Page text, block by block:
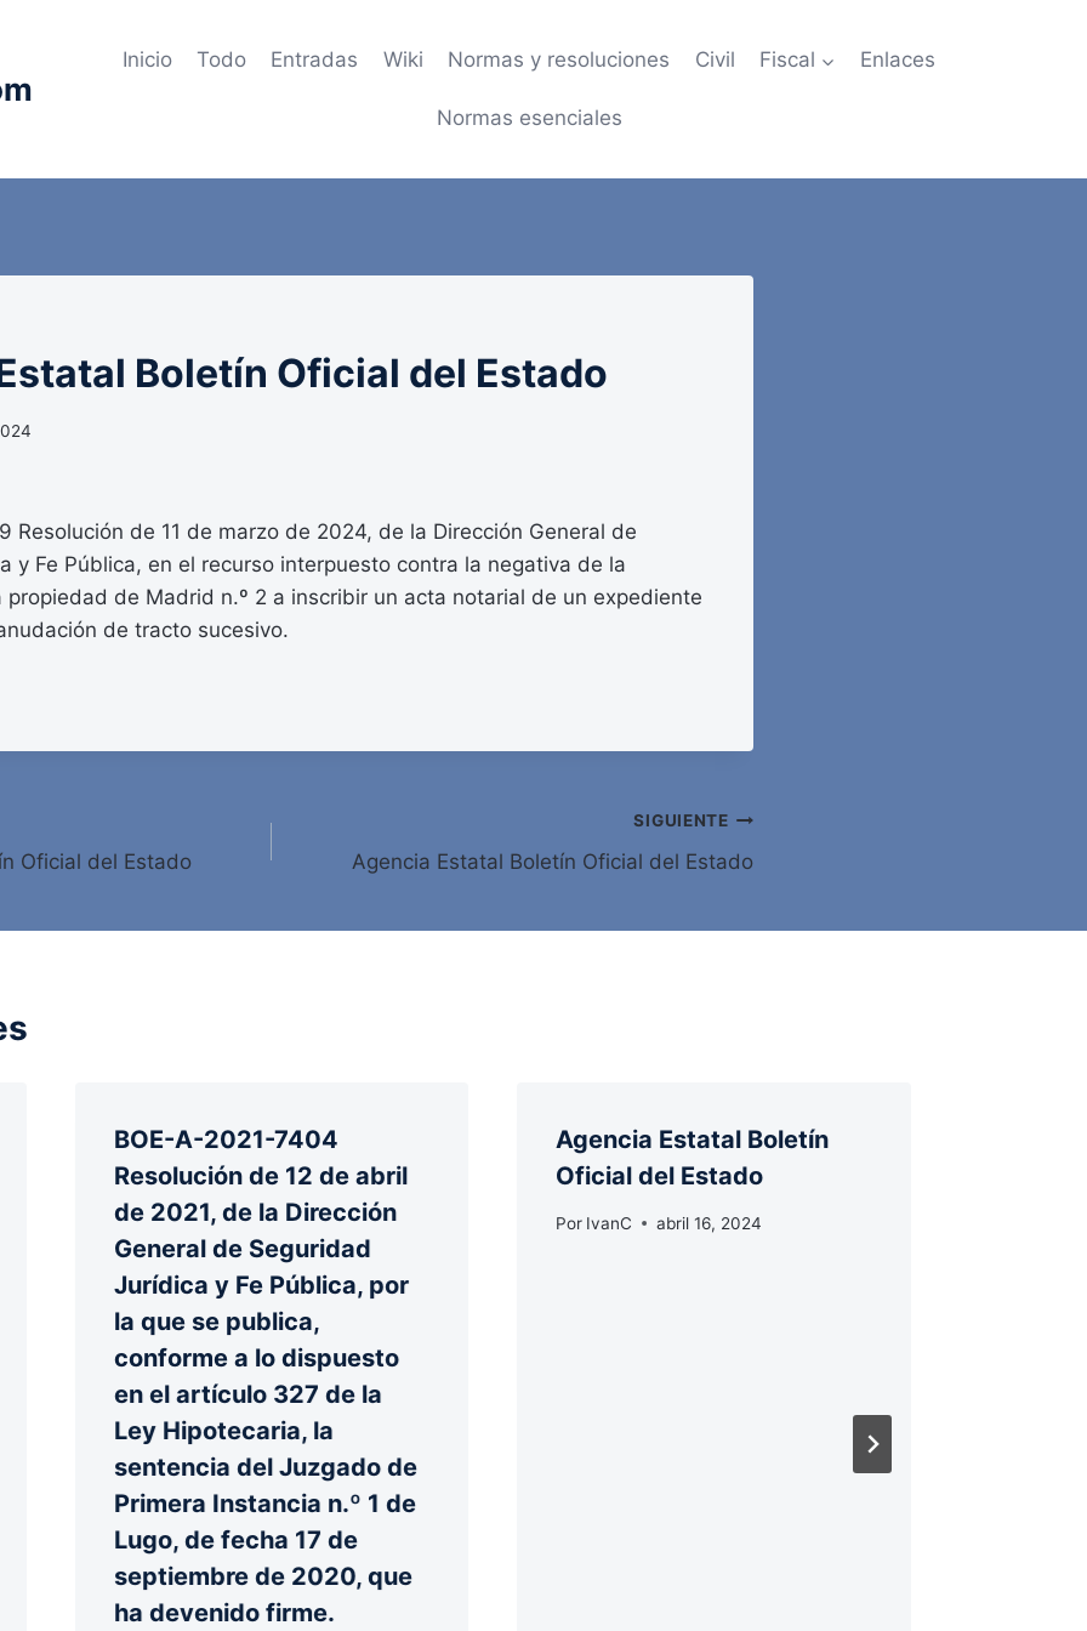
Inicio Todo Entradas Wiki Normas y resoluciones Civil Fiscal Enlaces
Normas esenciales
Boletín Oficial del Estado
Resolución de 11 de marzo de 2024, de la Dirección General de
y Fe Pública, en el recurso interpuesto contra la negativa de la
propiedad de Madrid n.º 2 a inscribir un acta notarial de un expediente
de tracto sucesivo.
Oficial del Estado
SIGUIENTE
Agencia Estatal Boletín Oficial del Estado
BOE-A-2021-7404
Resolución de 12 de abril
de 2021, de la Dirección
General de Seguridad
Jurídica y Fe Pública, por
la que se publica,
conforme a lo dispuesto
en el artículo 327 de la
Ley Hipotecaria, la
sentencia del Juzgado de
Primera Instancia n.º 1 de
Lugo, de fecha 17 de
septiembre de 2020, que
ha devenido firme.
Agencia Estatal Boletín
Oficial del Estado
Por IvanC abril 16, 2024